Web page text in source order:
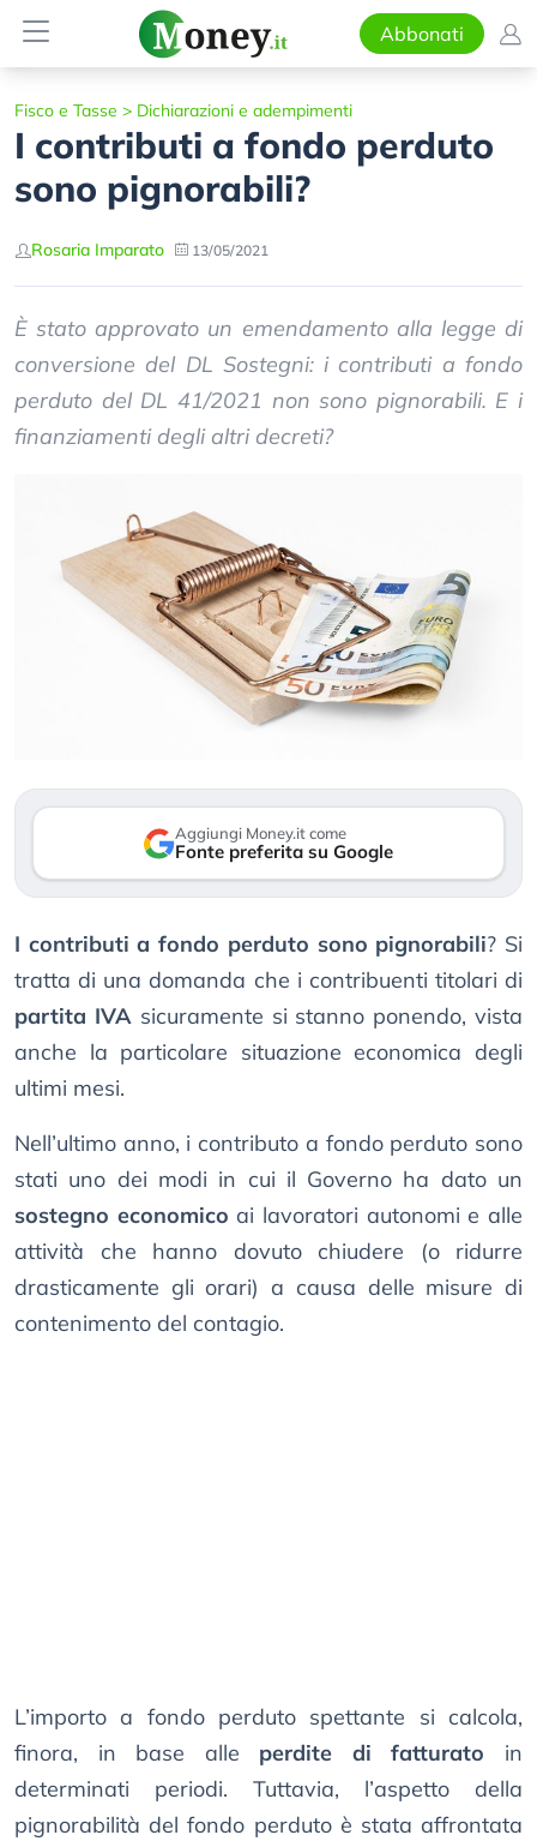
Abbonati
Fisco e Tasse > Dichiarazioni e adempimenti
I contributi a fondo perduto
sono pignorabili?
Rosaria Imparato 13/05/2021
È stato approvato un emendamento alla legge di
conversione del DL Sostegni: i contributi a fondo
perduto del DL 41/2021 non sono pignorabili. E i
finanziamenti degli altri decreti?
Aggiungi Money.it come
Fonte preferita su Google
I contributi a fondo perduto sono pignorabili? Si
tratta di una domanda che i contribuenti titolari di
partita IVAsicuramente si stanno ponendo, vista
anche la particolare situazione economica degli
ultimi mesi.
Nell’ultimo anno, i contributo a fondo perduto sono
stati uno dei modi in cui il Governo ha dato un
sostegno economico ai lavoratori autonomi e alle
attività che hanno dovuto chiudere (o ridurre
drasticamente gli orari) a causa delle misure di
contenimento del contagio.
L’importo a fondo perduto spettante si calcola,
finora, in base alle perdite di fatturato in
determinati periodi. Tuttavia, l’aspetto della
pignorabilità del fondo perduto è stata affrontata